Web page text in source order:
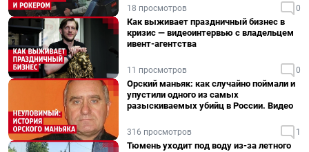
18 просмотров 0
Как выживает праздничный бизнес в
кризис — видеоинтервью с владельцем
ивент-агентства
11 просмотров 0
Орский маньяк: как случайно поймали и
упустили одного из самых
разыскиваемых убийц в России. Видео
316 просмотров 1
Тюмень уходит под воду из-за летного